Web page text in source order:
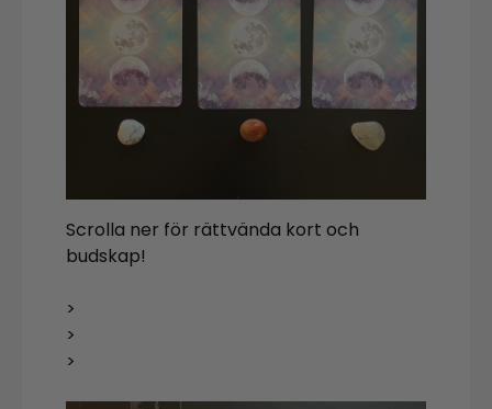
Scrolla ner för rättvända kort och
budskap!
>
>
>